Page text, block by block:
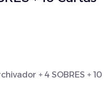
+ 4 SOBRES + 10